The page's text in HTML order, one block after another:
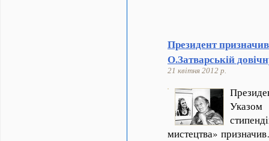
Президент
О.Затварській
21 квітня 2012 р.
мистецтва»